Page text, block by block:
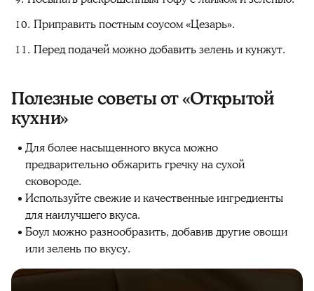
Приправить постным соусом «Цезарь».
Перед подачей можно добавить зелень и кунжут.
Полезные советы от «Открытой
кухни»
Для более насыщенного вкуса можно
предварительно обжарить гречку на сухой
сковороде.
Используйте свежие и качественные ингредиенты
для наилучшего вкуса.
Боул можно разнообразить, добавив другие овощи
или зелень по вкусу.